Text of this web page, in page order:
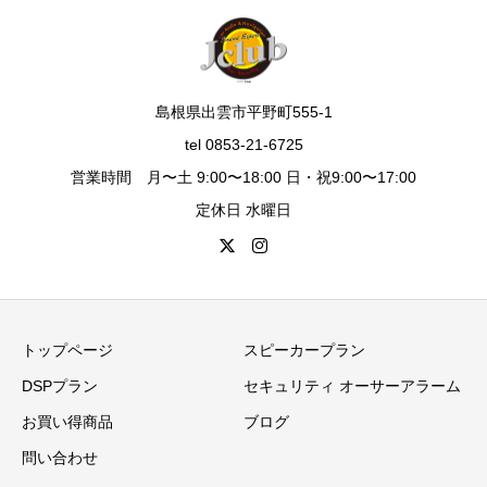
島根県出雲市平野町555-1
tel 0853-21-6725
営業時間 月〜土 9:00〜18:00 日・祝9:00〜17:00
定休日 水曜日
トップページ スピーカープラン
DSPプラン セキュリティ オーサーアラーム
お買い得商品 ブログ
問い合わせ